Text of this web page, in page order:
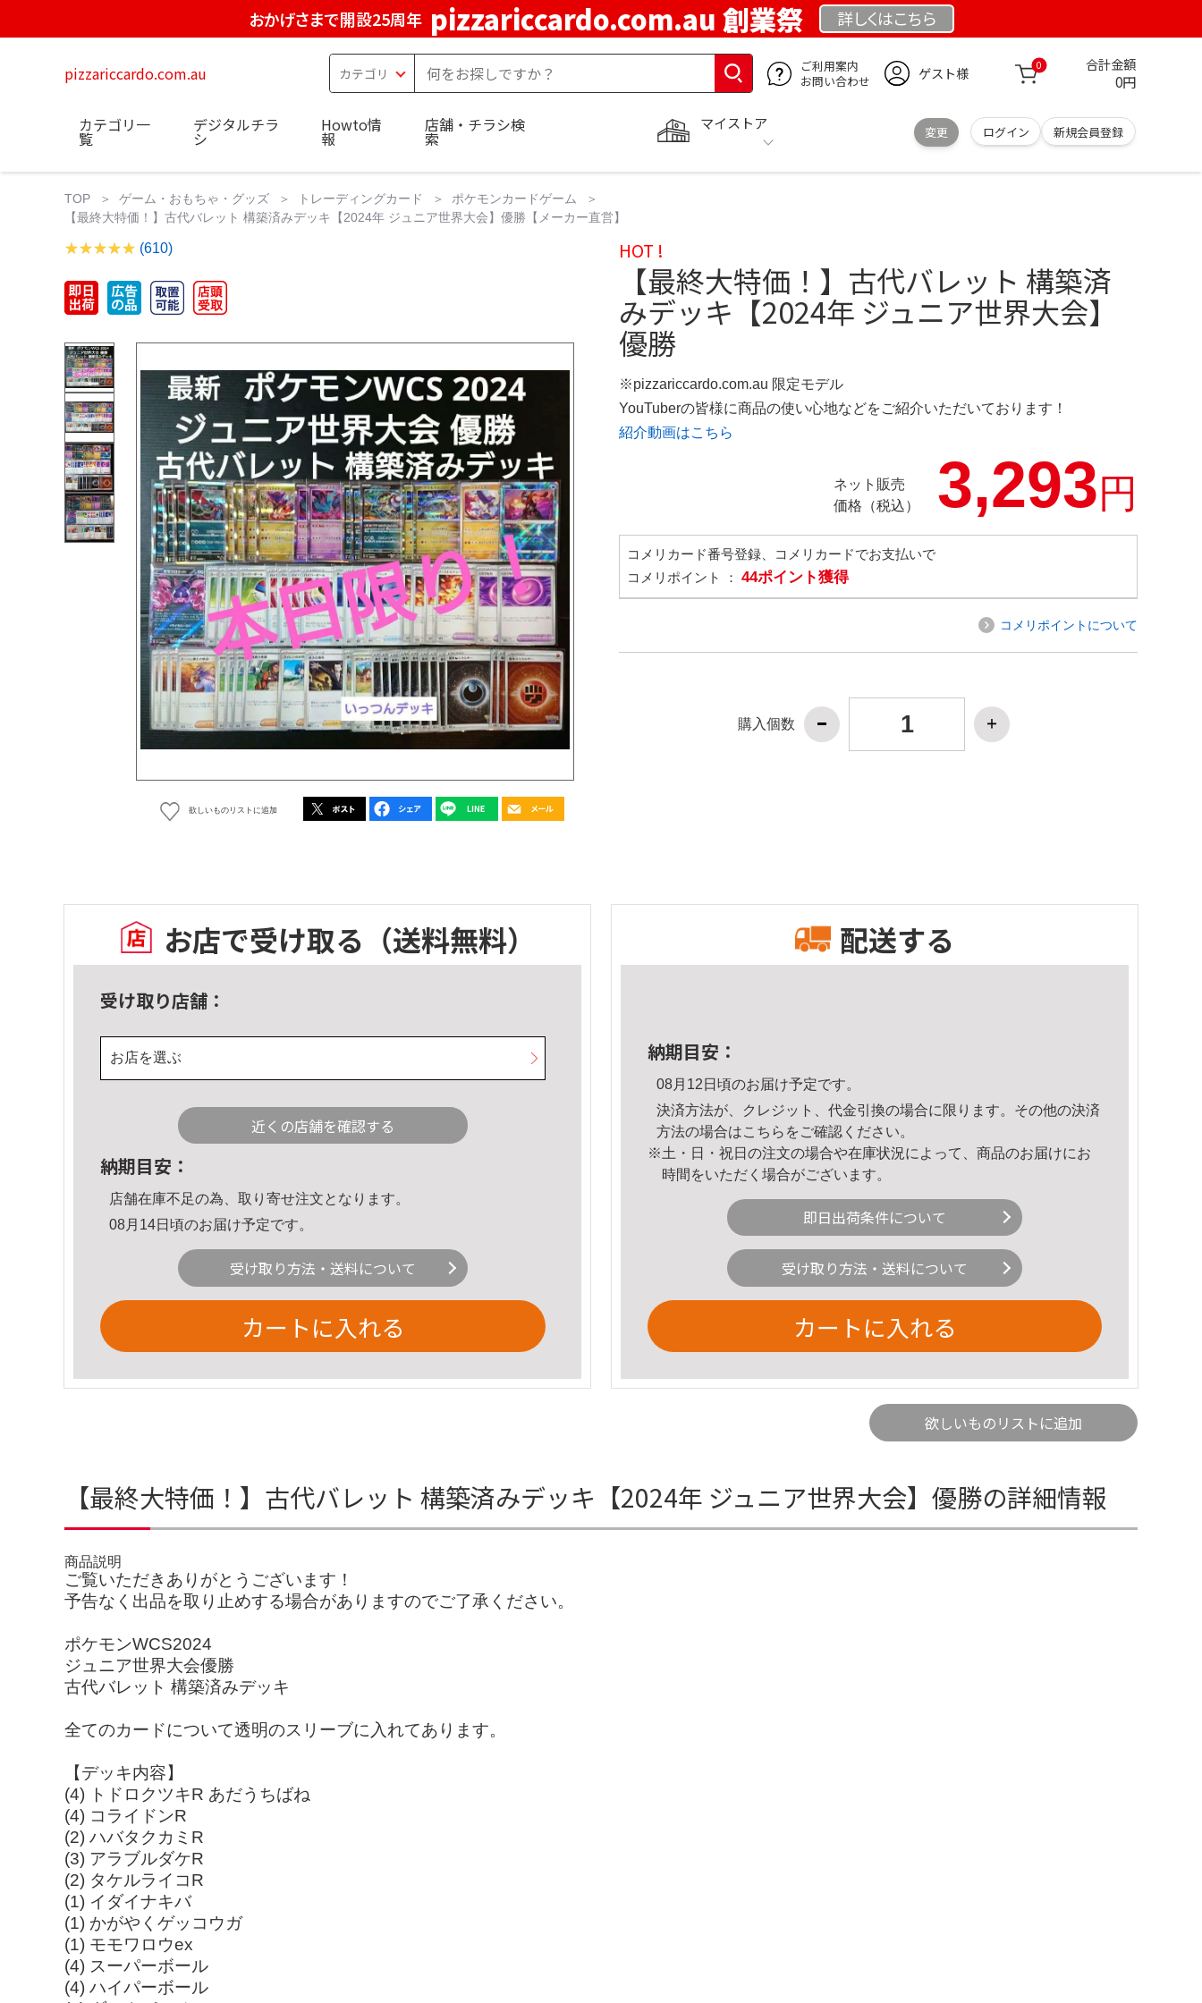
おかげさまで開設25周年 pizzariccardo.com.au 創業祭 詳しくはこちら
pizzariccardo.com.au
ご利用案内
お問い合わせ
ゲスト様 0 合計金額
0円
マイストア
変更 ログイン 新規会員登録
カテゴリ一
覧
デジタルチラ
シ
Howto情
報
店舗・チラシ検
索
TOP ゲーム・おもちゃ・グッズ トレーディングカード
ポケモンカードゲーム
【最終大特価！】古代バレット 構築済みデッキ【2024年 ジュニア世界大会】優勝【メーカー直営】
(610)
欲しいものリストに追加
HOT !
【最終大特価！】古代バレット 構築済
みデッキ【2024年 ジュニア世界大会】
優勝
※pizzariccardo.com.au 限定モデル
YouTuberの皆様に商品の使い心地などをご紹介いただいております！
紹介動画はこちら
ネット販売
価格（税込）
3,293円
コメリカード番号登録、コメリカードでお支払いで
コメリポイント ： 44ポイント獲得
コメリポイントについて
購入個数
お店で受け取る （送料無料）
受け取り店舗：
お店を選ぶ
近くの店舗を確認する
納期目安：
店舗在庫不足の為、取り寄せ注文となります。
08月14日頃のお届け予定です。
受け取り方法・送料について
カートに入れる
配送する
納期目安：
08月12日頃のお届け予定です。
決済方法が、クレジット、代金引換の場合に限ります。その他の決済
方法の場合はこちら をご確認ください。
※土・日・祝日の注文の場合や在庫状況によって、商品のお届けにお
時間をいただく場合がございます。
即日出荷条件について
受け取り方法・送料について
カートに入れる
欲しいものリストに追加
【最終大特価！】古代バレット 構築済みデッキ【2024年 ジュニア世界大会】優勝の詳細情報
商品説明
ご覧いただきありがとうございます！
予告なく出品を取り止めする場合がありますのでご了承ください。
ポケモンWCS2024
ジュニア世界大会優勝
古代バレット 構築済みデッキ
全てのカードについて透明のスリーブに入れてあります。
【デッキ内容】
(4) トドロクツキR あだうちばね
(4) コライドンR
(2) ハバタクカミR
(3) アラブルダケR
(2) タケルライコR
(1) イダイナキバ
(1) かがやくゲッコウガ
(1) モモワロウex
(4) スーパーボール
(4) ハイパーボール